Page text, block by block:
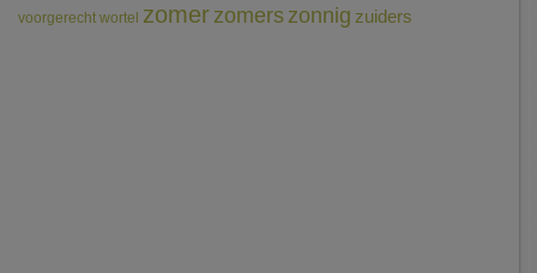
voorgerecht wortel zomerzomerszonnig zuiders